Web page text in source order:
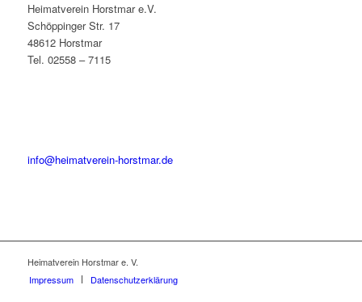
Heimatverein Horstmar e.V.
Schöppinger Str. 17
48612 Horstmar
Tel. 02558 – 7115
info@heimatverein-horstmar.de
Heimatverein Horstmar e. V.
Impressum
Datenschutzerklärung